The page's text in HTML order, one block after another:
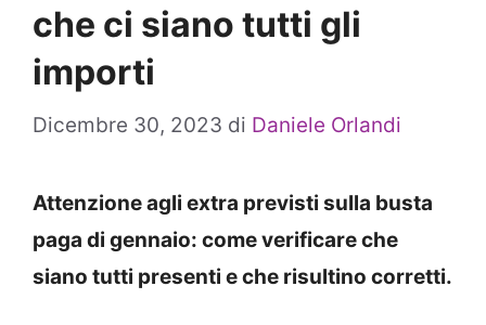
che ci siano tutti gli
importi
Dicembre 30, 2023 di Daniele Orlandi
Attenzione agli extra previsti sulla busta
paga di gennaio: come verificare che
siano tutti presenti e che risultino corretti.